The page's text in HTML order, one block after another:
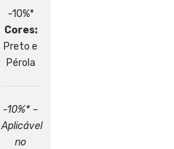
-10%*
Cores:
Preto e
Pérola
-10%* –
Aplicável
no